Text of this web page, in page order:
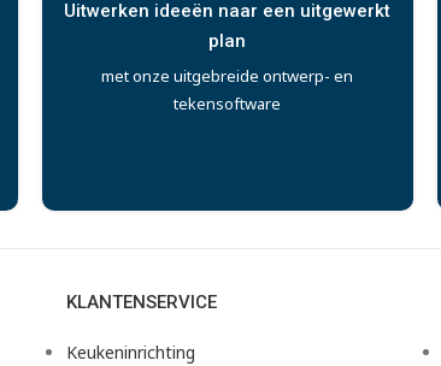
Uitwerken ideeën naar een uitgewerkt
plan
met onze uitgebreide ontwerp- en
tekensoftware
KLANTENSERVICE
Keukeninrichting